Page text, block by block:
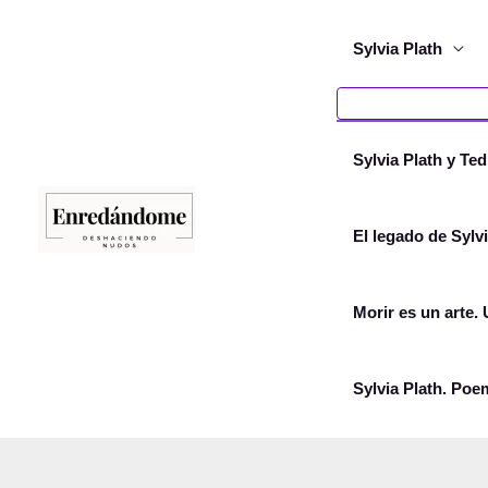
Sylvia Plath
Sylvia Plath y
El legado de
Morir es un arte.
Sylvia Plath.